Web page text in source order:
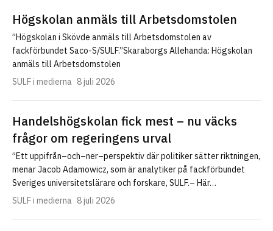
Högskolan anmäls till Arbetsdomstolen
”Högskolan i Skövde anmäls till Arbetsdomstolen av
fackförbundet Saco-S/SULF.”Skaraborgs Allehanda: Högskolan
anmäls till Arbetsdomstolen
SULF i medierna 8 juli 2026
Handelshögskolan fick mest – nu väcks
frågor om regeringens urval
”Ett uppifrån–och–ner–perspektiv där politiker sätter riktningen,
menar Jacob Adamowicz, som är analytiker på fackförbundet
Sveriges universitetslärare och forskare, SULF.– Här…
SULF i medierna 8 juli 2026